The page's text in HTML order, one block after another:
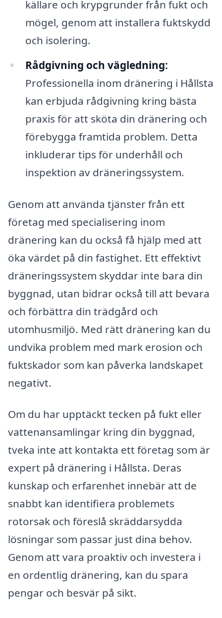
källare och krypgrunder från fukt och
mögel, genom att installera fuktskydd
och isolering.
Rådgivning och vägledning:
Professionella inom dränering i Hållsta
kan erbjuda rådgivning kring bästa
praxis för att sköta din dränering och
förebygga framtida problem. Detta
inkluderar tips för underhåll och
inspektion av dräneringssystem.
Genom att använda tjänster från ett
företag med specialisering inom
dränering kan du också få hjälp med att
öka värdet på din fastighet. Ett effektivt
dräneringssystem skyddar inte bara din
byggnad, utan bidrar också till att bevara
och förbättra din trädgård och
utomhusmiljö. Med rätt dränering kan du
undvika problem med mark erosion och
fuktskador som kan påverka landskapet
negativt.
Om du har upptäckt tecken på fukt eller
vattenansamlingar kring din byggnad,
tveka inte att kontakta ett företag som är
expert på dränering i Hållsta. Deras
kunskap och erfarenhet innebär att de
snabbt kan identifiera problemets
rotorsak och föreslå skräddarsydda
lösningar som passar just dina behov.
Genom att vara proaktiv och investera i
en ordentlig dränering, kan du spara
pengar och besvär på sikt.